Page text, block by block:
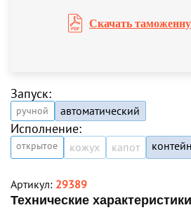
Скачать
Запуск:
ручной автоматический
Исполнение:
открытое кожух капот
Артикул: 29389
Технические характеристики